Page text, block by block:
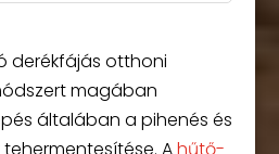
derékfájás otthoni
magában
általában a pihenés és